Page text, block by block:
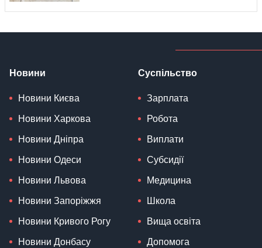
Новини
Новини Києва
Новини Харкова
Новини Дніпра
Новини Одеси
Новини Львова
Новини Запоріжжя
Новини Кривого Рогу
Новини Донбасу
Суспільство
Зарплата
Робота
Виплати
Субсидії
Медицина
Школа
Вища освіта
Допомога